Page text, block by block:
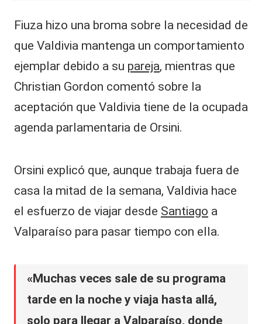
Fiuza hizo una broma sobre la necesidad de
que Valdivia mantenga un comportamiento
ejemplar debido a su pareja, mientras que
Christian Gordon comentó sobre la
aceptación que Valdivia tiene de la ocupada
agenda parlamentaria de Orsini.
Orsini explicó que, aunque trabaja fuera de
casa la mitad de la semana, Valdivia hace
el esfuerzo de viajar desde Santiago a
Valparaíso para pasar tiempo con ella.
«Muchas veces sale de su programa
tarde en la noche y viaja hasta allá,
solo para llegar a Valparaíso, donde